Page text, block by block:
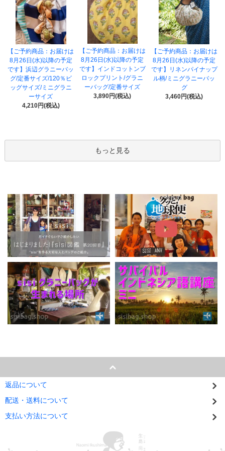
【ご予約商品：お届けは
8月26日(水)以降の予定
です】浜辺グラニーバッ
グ/定番サイズ/120％ビ
ッグサイズ/ミニグラニ
ーサイズ
4,210円(税込)
【ご予約商品：お届けは
8月26日(水)以降の予定
です】インドコットンブ
ロックプリント/グラニ
ーバッグ/定番サイズ
3,890円(税込)
【ご予約商品：お届けは
8月26日(水)以降の予定
です】リネンパイナップ
ル柄/ミニグラニーバッ
グ
3,460円(税込)
もっと見る
返品について
配送・送料について
支払い方法について